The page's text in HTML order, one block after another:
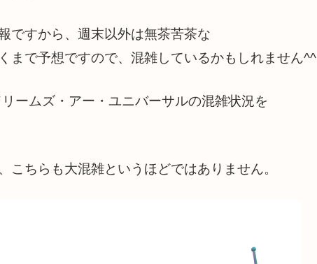
ですから、週末以外は無茶苦茶な
まで予想ですので、混雑しているかもしれません^^
ームズ・アー・ユニバーサルの混雑状況を
こちらも大混雑というほどではありません。